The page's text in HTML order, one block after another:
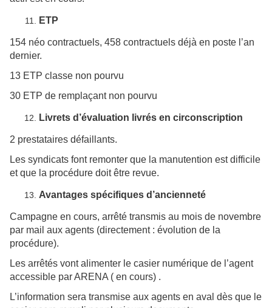
ETP
154 néo contractuels, 458 contractuels déjà en poste l’an
dernier.
13 ETP classe non pourvu
30 ETP de remplaçant non pourvu
Livrets d’évaluation livrés en circonscription
2 prestataires défaillants.
Les syndicats font remonter que la manutention est difficile
et que la procédure doit être revue.
Avantages spécifiques d’ancienneté
Campagne en cours, arrêté transmis au mois de novembre
par mail aux agents (directement : évolution de la
procédure).
Les arrêtés vont alimenter le casier numérique de l’agent
accessible par ARENA ( en cours) .
L’information sera transmise aux agents en aval dès que le